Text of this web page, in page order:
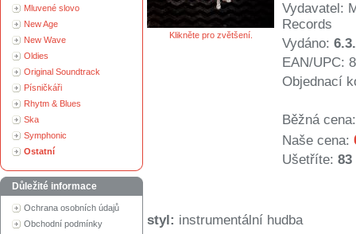
Mluvené slovo
New Age
New Wave
Oldies
Original Soundtrack
Písničkáři
Rhytm & Blues
Ska
Symphonic
Ostatní
Důležité informace
Ochrana osobních údajů
Obchodní podmínky
Klikněte pro zvětšení.
Vydavatel:
Records
Vydáno:
EAN/UPC:
Objednací
Běžná cena:
Naše cena:
Ušetříte: 83
styl: instrumentální hudba